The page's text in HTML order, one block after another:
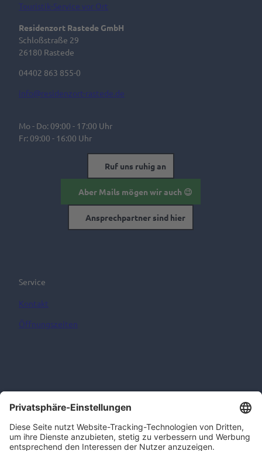
Touristik-Service vor Ort
Residenzort Rastede GmbH
Schloßstraße 29
26180 Rastede
04402 863 855-0
info@residenzort-rastede.de
Mo - Do: 09:00 - 17:00 Uhr
Fr: 09:00 - 16:00 Uhr
Ruf uns ruhig an
Aber Mails mögen wir auch 😉
Ansprechpartner sind hier
Service
Kontakt
Öffnungszeiten
Informationen
AGB